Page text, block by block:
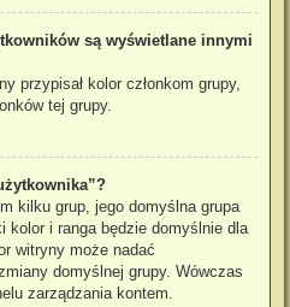
są wyświetlane innymi
przypisał kolor członkom grupy,
tej grupy.
kilku grup, jego domyślna grupa
kolor i ranga będzie domyślnie dla
witryny może nadać
domyślnej grupy. Wówczas
zarządzania kontem.